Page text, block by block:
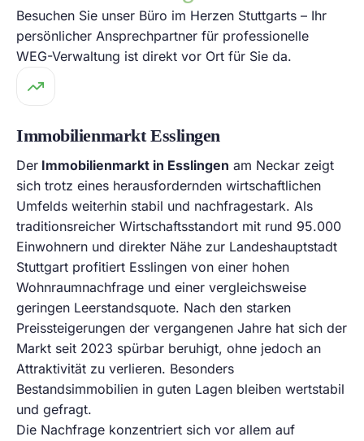
Besuchen Sie unser Büro im Herzen Stuttgarts – Ihr
persönlicher Ansprechpartner für professionelle
WEG-Verwaltung ist direkt vor Ort für Sie da.
Immobilienmarkt Esslingen
Der Immobilienmarkt in Esslingen am Neckar zeigt
sich trotz eines herausfordernden wirtschaftlichen
Umfelds weiterhin stabil und nachfragestark. Als
traditionsreicher Wirtschaftsstandort mit rund 95.000
Einwohnern und direkter Nähe zur Landeshauptstadt
Stuttgart profitiert Esslingen von einer hohen
Wohnraumnachfrage und einer vergleichsweise
geringen Leerstandsquote. Nach den starken
Preissteigerungen der vergangenen Jahre hat sich der
Markt seit 2023 spürbar beruhigt, ohne jedoch an
Attraktivität zu verlieren. Besonders
Bestandsimmobilien in guten Lagen bleiben wertstabil
und gefragt.
Die Nachfrage konzentriert sich vor allem auf